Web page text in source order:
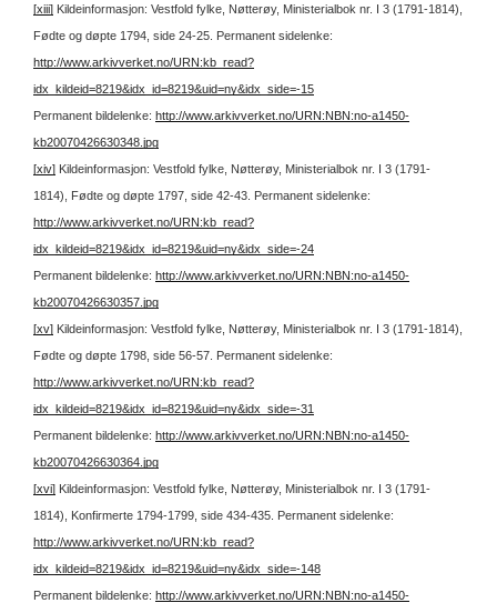
[xiii] Kildeinformasjon: Vestfold fylke, Nøtterøy, Ministerialbok nr. I 3 (1791-1814),
Fødte og døpte 1794, side 24-25. Permanent sidelenke:
http://www.arkivverket.no/URN:kb_read?
idx_kildeid=8219&idx_id=8219&uid=ny&idx_side=-15
Permanent bildelenke: http://www.arkivverket.no/URN:NBN:no-a1450-
kb20070426630348.jpg
[xiv] Kildeinformasjon: Vestfold fylke, Nøtterøy, Ministerialbok nr. I 3 (1791-
1814), Fødte og døpte 1797, side 42-43. Permanent sidelenke:
http://www.arkivverket.no/URN:kb_read?
idx_kildeid=8219&idx_id=8219&uid=ny&idx_side=-24
Permanent bildelenke: http://www.arkivverket.no/URN:NBN:no-a1450-
kb20070426630357.jpg
[xv] Kildeinformasjon: Vestfold fylke, Nøtterøy, Ministerialbok nr. I 3 (1791-1814),
Fødte og døpte 1798, side 56-57. Permanent sidelenke:
http://www.arkivverket.no/URN:kb_read?
idx_kildeid=8219&idx_id=8219&uid=ny&idx_side=-31
Permanent bildelenke: http://www.arkivverket.no/URN:NBN:no-a1450-
kb20070426630364.jpg
[xvi] Kildeinformasjon: Vestfold fylke, Nøtterøy, Ministerialbok nr. I 3 (1791-
1814), Konfirmerte 1794-1799, side 434-435. Permanent sidelenke:
http://www.arkivverket.no/URN:kb_read?
idx_kildeid=8219&idx_id=8219&uid=ny&idx_side=-148
Permanent bildelenke: http://www.arkivverket.no/URN:NBN:no-a1450-